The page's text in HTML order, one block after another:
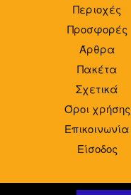
Περιοχές
Προσφορές
Άρθρα
Πακέτα
Σχετικά
Όροι χρήσης
Επικοινωνία
Είσοδος